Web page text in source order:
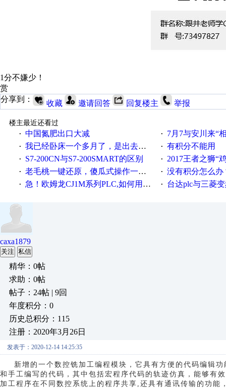
1分不嫌少！
赏
分享到：
收藏 邀请回答 回复楼主 举报
楼主最近还看过
· 中国氮肥出口大减 · 7月7与安川来“
· 我已经卧床一个多月了，是出去安装机械手在高速遭遇车祸所致:大家工作都要特别注意啊 · 有积分不能用
· S7-200CN与S7-200SMART的区别 · 2017王者之狮“鸡”情签到
· 老毛桃一键还原，傻瓜式操作一键轻松备份还原；程序为向导式安装，一键即可实现自动备份或还原系统。 · 没有积分怎么办
· 急！欧姆龙CJ1M系列PLC,如何用时间控制变频器。要求时间在组态王中可以自由输入！拜托各位大神了！ · 台达plc与三菱
caxa1879
关注 私信
精华：0帖
求助：0帖
帖子：24帖 | 9回
年度积分：0
历史总积分：115
注册：2020年3月26日
发表于：2020-12-14 14:25:35
新增的一个数控铣加工编程模块，它具有方便的代码编辑
和手工编写的代码，其中包括宏程序代码的轨迹仿真，能够有
加工程序在不同数控系统上的程序共享 ,还具有通讯传输的功能